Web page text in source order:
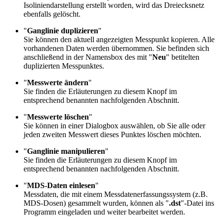
Isoliniendarstellung erstellt worden, wird das Dreiecksnetz
ebenfalls gelöscht.
"Ganglinie duplizieren"
Sie können den aktuell angezeigten Messpunkt kopieren. Alle
vorhandenen Daten werden übernommen. Sie befinden sich
anschließend in der Namensbox des mit "Neu" betitelten
duplizierten Messpunktes.
"Messwerte ändern"
Sie finden die Erläuterungen zu diesem Knopf im
entsprechend benannten nachfolgenden Abschnitt.
"Messwerte löschen"
Sie können in einer Dialogbox auswählen, ob Sie alle oder
jeden zweiten Messwert dieses Punktes löschen möchten.
"Ganglinie manipulieren"
Sie finden die Erläuterungen zu diesem Knopf im
entsprechend benannten nachfolgenden Abschnitt.
"MDS-Daten einlesen"
Messdaten, die mit einem Messdatenerfassungssystem (z.B.
MDS-Dosen) gesammelt wurden, können als ".dst"-Datei ins
Programm eingeladen und weiter bearbeitet werden.